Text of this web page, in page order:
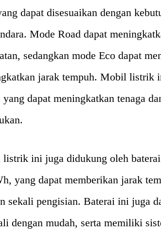
dapat disesuaikan dengan
Mode Road dapat
sedangkan mode Eco dapat
jarak tempuh. Mobil listrik
yang dapat meningkatkan tenaga
ini juga didukung oleh
yang dapat memberikan jarak
sekali pengisian. Baterai ini juga
dengan mudah, serta memiliki